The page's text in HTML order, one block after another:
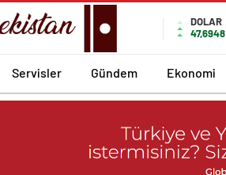
DOLAR
47,6948
Servisler Gündem Ekonomi